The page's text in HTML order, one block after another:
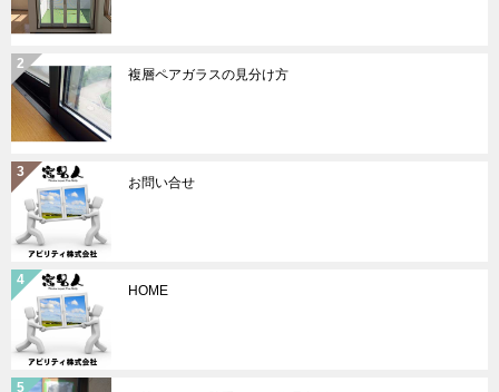
複層ペアガラスの見分け方
お問い合せ
HOME